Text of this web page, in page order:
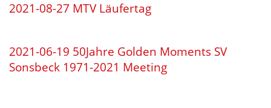
2021-08-27 MTV Läufertag
2021-06-19 50Jahre Golden Moments SV
Sonsbeck 1971-2021 Meeting